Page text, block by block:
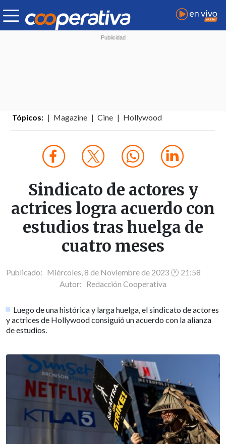
Tópicos: Magazine Cine Hollywood
Sindicato de actores y
actrices logra acuerdo con
estudios tras huelga de
cuatro meses
Publicado: Miércoles, 8 de Noviembre de 2023 🕐 21:58
Autor: Redacción Cooperativa
Luego de una histórica y larga huelga, el sindicato de actores
y actrices de Hollywood consiguió un acuerdo con la alianza
de estudios.